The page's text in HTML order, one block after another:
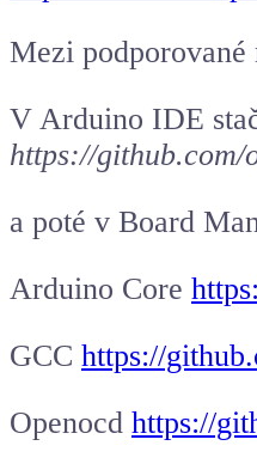
Mezi
V Arduino IDE
https://github.com/
a poté v Board
Arduino Core
GCC https://
Openocd https://